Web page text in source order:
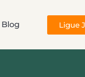
Blog Ligue